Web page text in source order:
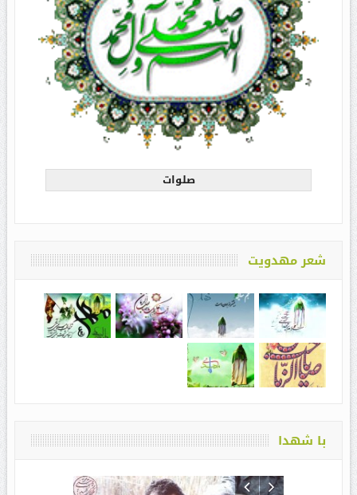
صلوات
شعر مهدویت
با شهدا